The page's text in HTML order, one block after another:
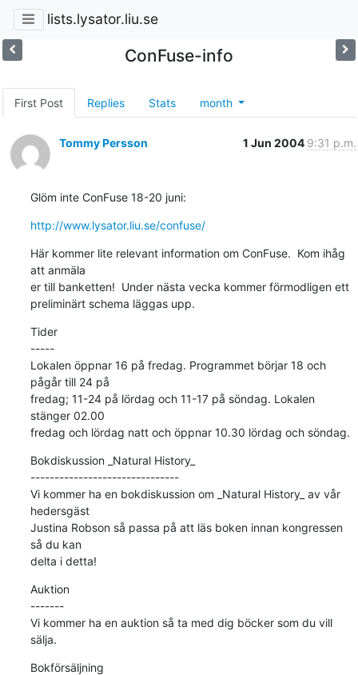
lists.lysator.liu.se
ConFuse-info
First Post Replies Stats month
Tommy Persson 1 Jun 2004 9:31 p.m.
Glöm inte ConFuse 18-20 juni:
http://www.lysator.liu.se/confuse/
Här kommer lite relevant information om ConFuse.  Kom ihåg
att anmäla
er till banketten!  Under nästa vecka kommer förmodligen ett
preliminärt schema läggas upp.
Tider
-----
Lokalen öppnar 16 på fredag. Programmet börjar 18 och
pågår till 24 på
fredag; 11-24 på lördag och 11-17 på söndag. Lokalen
stänger 02.00
fredag och lördag natt och öppnar 10.30 lördag och söndag.
Bokdiskussion _Natural History_
-------------------------------
Vi kommer ha en bokdiskussion om _Natural History_ av vår
hedersgäst
Justina Robson så passa på att läs boken innan kongressen
så du kan
delta i detta!
Auktion
-------
Vi kommer ha en auktion så ta med dig böcker som du vill
sälja.
Bokförsäljning